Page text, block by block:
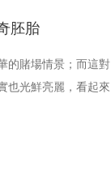
胚胎
的賭場情景；而這對
也光鮮亮麗，看起來